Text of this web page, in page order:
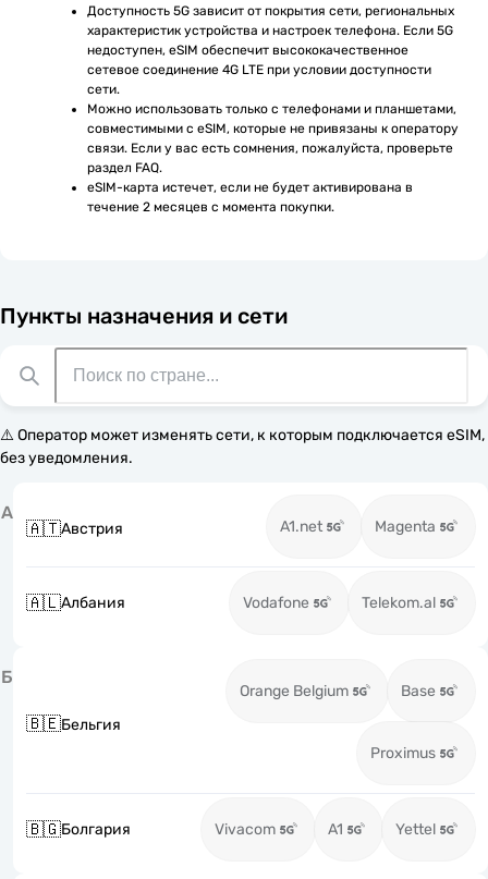
Доступность 5G зависит от покрытия сети, региональных
характеристик устройства и настроек телефона. Если 5G
недоступен, eSIM обеспечит высококачественное
сетевое соединение 4G LTE при условии доступности
сети.
Можно использовать только с телефонами и планшетами,
совместимыми с eSIM, которые не привязаны к оператору
связи. Если у вас есть сомнения, пожалуйста, проверьте
раздел FAQ.
eSIM-карта истечет, если не будет активирована в
течение 2 месяцев с момента покупки.
Пункты назначения и сети
⚠️ Оператор может изменять сети, к которым подключается eSIM,
без уведомления.
А
🇦🇹Австрия A1.net Magenta
🇦🇱Албания Vodafone Telekom.al
Б
🇧🇪Бельгия
Orange Belgium Base
Proximus
🇧🇬Болгария Vivacom A1 Yettel